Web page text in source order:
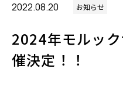
2022.08.20 お知らせ
2024年モルッ
催決定！！